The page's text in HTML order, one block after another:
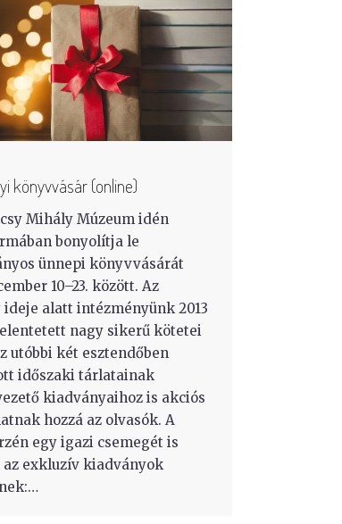
könyvvásár (online)
Mihály Múzeum idén
bonyolítja le
ünnepi könyvvásárát
10–23. között. Az
ideje alatt intézményünk 2013
nagy sikerű kötetei
utóbbi két esztendőben
időszaki tárlatainak
kiadványaihoz is akciós
hozzá az olvasók. A
egy igazi csemegét is
exkluzív kiadványok